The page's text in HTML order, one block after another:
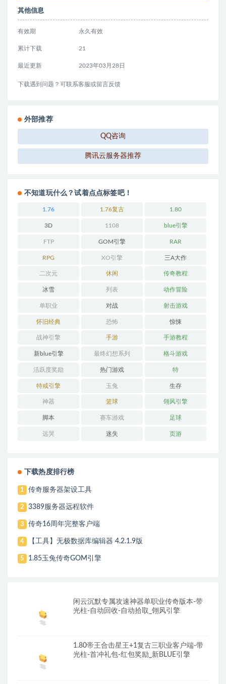
其他信息
有效期 永久有效
累计下载 21
最近更新 2023年03月28日
下载遇到问题？可联系客服或留言反馈
外部推荐
QQ咨询
腾讯云服务器推荐
不知道玩什么？试着点点标签吧！
1.76 1.76复古 1.80
3D 1108 blue引擎
FTP GOM引擎 RAR
RPG XO引擎 三A大作
二次元 休闲 传奇教程
冰雪 列表 动作冒险
单职业 对战 射击游戏
怀旧经典 恐怖 惊悚
战神引擎 手游 手游教程
新blue引擎 最终幻想系列 格斗游戏
活跃度奖励 热门游戏 特
特戒引擎 玉兔 生存
神器 篮球 翎风引擎
脚本 赛车游戏 足球
远哭 迷失 页游
下载热度排行榜
1 传奇服务器架设工具
2 3389服务器远程软件
3 传奇16周年完整客户端
4 【工具】无极数据库编辑器 4.2.1.9版
5 1.85玉兔传奇GOM引擎
闲云沉默专属攻速神器单职业传奇版本-带
光柱-自动回收-自动拾取_翎风引擎
1.80帝王合击星王+1复古三职业客户端-带
光柱-首冲礼包-红包奖励_新BLUE引擎